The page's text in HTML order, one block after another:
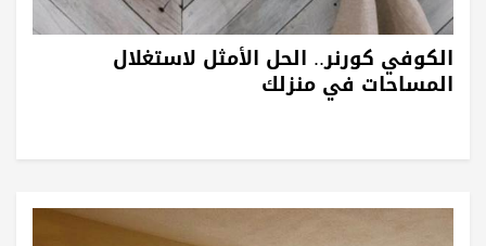
الكوفي كورنر.. الحل الأمثل لاستغلال
المساحات في منزلك